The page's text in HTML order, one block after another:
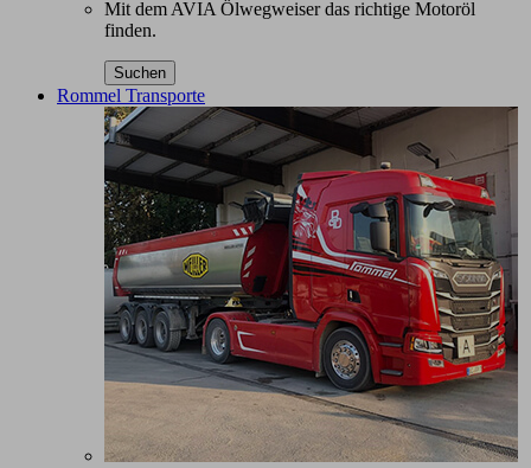
Mit dem AVIA Ölwegweiser das richtige Motoröl
finden.
Suchen
Rommel Transporte